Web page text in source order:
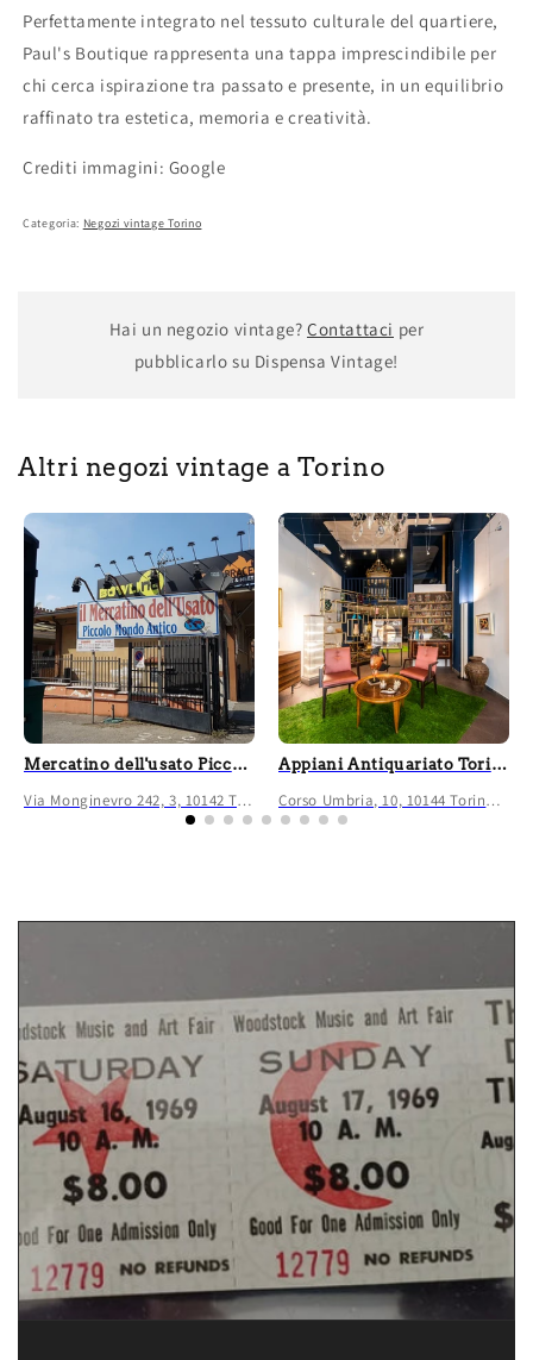
Perfettamente integrato nel tessuto culturale del quartiere,
Paul's Boutique rappresenta una tappa imprescindibile per
chi cerca ispirazione tra passato e presente, in un equilibrio
raffinato tra estetica, memoria e creatività.
Crediti immagini: Google
Categoria: Negozi vintage Torino
Hai un negozio vintage? Contattaci per
pubblicarlo su Dispensa Vintage!
Altri negozi vintage a Torino
Mercatino dell'usato Piccolo Mondo Antico Torino
Via Monginevro 242, 3, 10142 Torino TO, Italia
Appiani Antiquariato Torino
Corso Umbria, 10, 10144 Torino TO, Italia